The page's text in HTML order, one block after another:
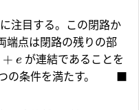
注目する。この閉路か
端点は閉路の残りの部
+ e が連結であることを
の条件を満たす。